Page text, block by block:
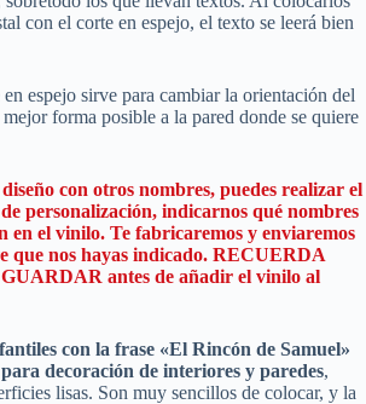
con el corte en espejo, el texto se leerá bien
espejo sirve para cambiar la orientación del
forma posible a la pared donde se quiere
con otros nombres, puedes realizar el
personalización, indicarnos qué nombres
en el vinilo. Te fabricaremos y enviaremos
que nos hayas indicado. RECUERDA
antes de añadir el vinilo al
con la frase «El Rincón de Samuel»
decoración de interiores y paredes,
lisas. Son muy sencillos de colocar, y la